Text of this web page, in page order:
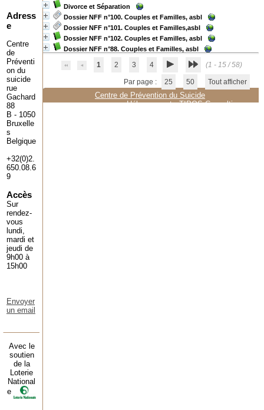
Divorce et Séparation
Dossier NFF n°100. Couples et Familles, asbl
Dossier NFF n°101. Couples et Familles,asbl
Dossier NFF n°102. Couples et Familles, asbl
Dossier NFF n°88. Couples et Familles, asbl
1 2 3 4 (1 - 15 / 58)
Par page : 25 50 Tout afficher
Centre de Prévention du Suicide
Hébergement :TIPOS Consulting
Adress
e
Centre
de
Préventi
on du
suicide
rue
Gachard
88
B - 1050
Bruxelle
s
Belgique
+32(0)2.
650.08.6
9
Accès
Sur
rendez-
vous
lundi,
mardi et
jeudi de
9h00 à
15h00
Envoyer
un email
Avec le
soutien
de la
Loterie
National
e